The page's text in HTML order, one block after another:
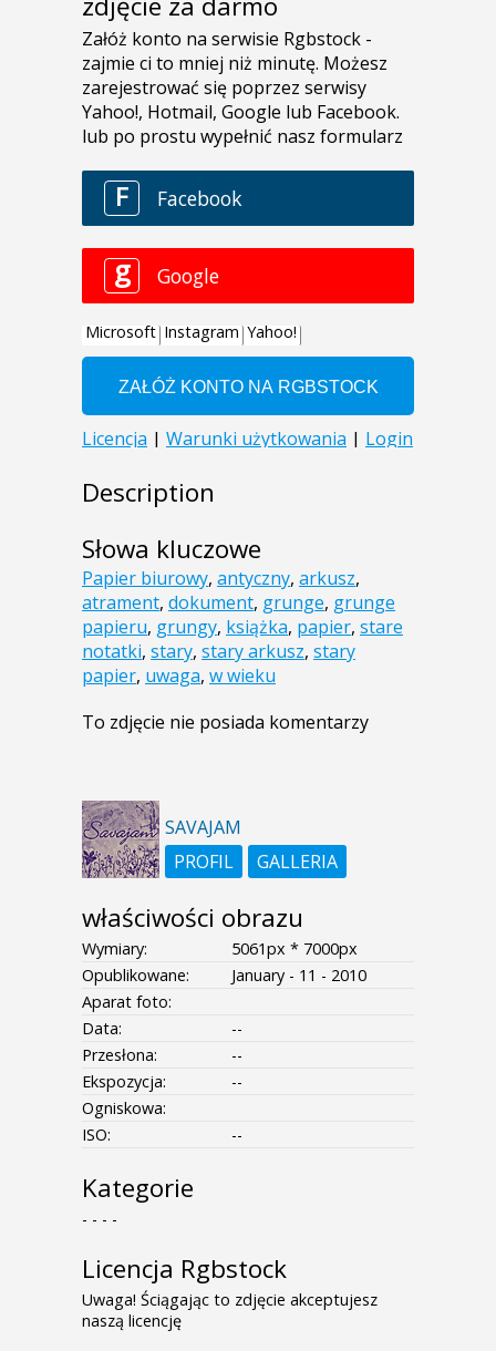
Description
Słowa kluczowe
Papier biurowy, antyczny, arkusz,
atrament, dokument, grunge, grunge
papieru, grungy, książka, papier, stare
notatki, stary, stary arkusz, stary
papier, uwaga, w wieku
To zdjęcie nie posiada komentarzy
SAVAJAM
PROFIL
GALLERIA
właściwości obrazu
Wymiary:
5061px * 7000px
Opublikowane:
January - 11 - 2010
Aparat foto:
Data:
--
Przesłona:
--
Ekspozycja:
--
Ogniskowa:
ISO:
--
Kategorie
- - - -
Licencja Rgbstock
Uwaga! Ściągając to zdjęcie akceptujesz
naszą licencję